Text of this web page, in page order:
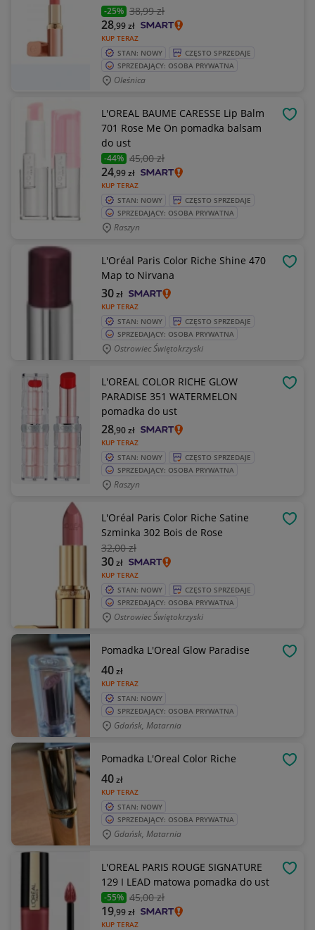
-25% 38,99 zł
KUP TERAZ
28,99zł
STAN: NOWY
CZĘSTO SPRZEDAJE
SPRZEDAJĄCY: OSOBA PRYWATNA
Oleśnica
L'OREAL BAUME CARESSE Lip Balm
701 Rose Me On pomadka balsam
do ust
-44% 45,00 zł
KUP TERAZ
24,99zł
STAN: NOWY
CZĘSTO SPRZEDAJE
SPRZEDAJĄCY: OSOBA PRYWATNA
Raszyn
L'Oréal Paris Color Riche Shine 470
Map to Nirvana
KUP TERAZ
30zł
STAN: NOWY
CZĘSTO SPRZEDAJE
SPRZEDAJĄCY: OSOBA PRYWATNA
Ostrowiec Świętokrzyski
L'OREAL COLOR RICHE GLOW
PARADISE 351 WATERMELON
pomadka do ust
KUP TERAZ
28,90zł
STAN: NOWY
CZĘSTO SPRZEDAJE
SPRZEDAJĄCY: OSOBA PRYWATNA
Raszyn
L'Oréal Paris Color Riche Satine
Szminka 302 Bois de Rose
32,00 zł
KUP TERAZ
30zł
STAN: NOWY
CZĘSTO SPRZEDAJE
SPRZEDAJĄCY: OSOBA PRYWATNA
Ostrowiec Świętokrzyski
Pomadka L'Oreal Glow Paradise
KUP TERAZ
40zł
STAN: NOWY
SPRZEDAJĄCY: OSOBA PRYWATNA
Gdańsk, Matarnia
Pomadka L'Oreal Color Riche
KUP TERAZ
40zł
STAN: NOWY
SPRZEDAJĄCY: OSOBA PRYWATNA
Gdańsk, Matarnia
L'OREAL PARIS ROUGE SIGNATURE
129 I LEAD matowa pomadka do ust
-55% 45,00 zł
KUP TERAZ
19,99zł